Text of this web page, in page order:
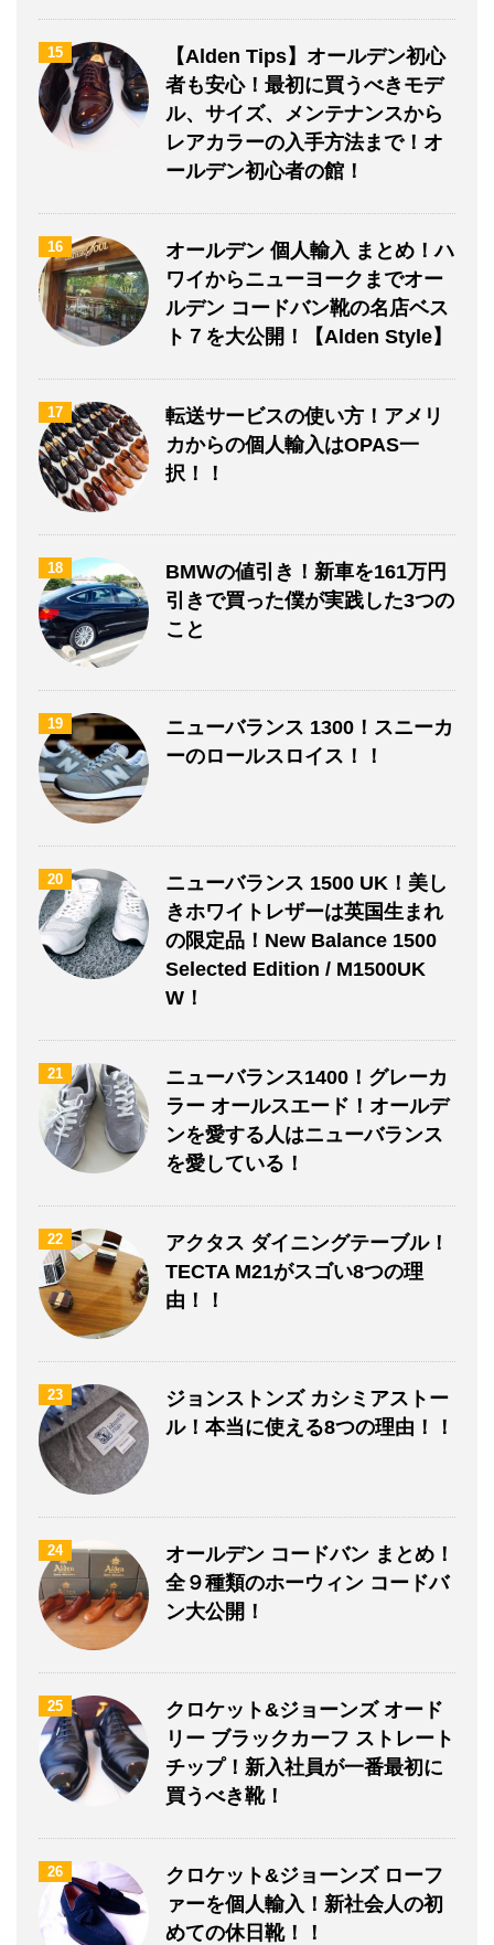
15
【Alden Tips】オールデン初心
者も安心！最初に買うべきモデ
ル、サイズ、メンテナンスから
レアカラーの入手方法まで！オ
ールデン初心者の館！
16
オールデン 個人輸入 まとめ！ハ
ワイからニューヨークまでオー
ルデン コードバン靴の名店ベス
ト７を大公開！【Alden Style】
17
転送サービスの使い方！アメリ
カからの個人輸入はOPAS一
択！！
18
BMWの値引き！新車を161万円
引きで買った僕が実践した3つの
こと
19
ニューバランス 1300！スニーカ
ーのロールスロイス！！
20
ニューバランス 1500 UK！美し
きホワイトレザーは英国生まれ
の限定品！New Balance 1500
Selected Edition / M1500UK
W！
21
ニューバランス1400！グレーカ
ラー オールスエード！オールデ
ンを愛する人はニューバランス
を愛している！
22
アクタス ダイニングテーブル！
TECTA M21がスゴい8つの理
由！！
23
ジョンストンズ カシミアストー
ル！本当に使える8つの理由！！
24
オールデン コードバン まとめ！
全９種類のホーウィン コードバ
ン大公開！
25
クロケット&ジョーンズ オード
リー ブラックカーフ ストレート
チップ！新入社員が一番最初に
買うべき靴！
26
クロケット&ジョーンズ ローフ
ァーを個人輸入！新社会人の初
めての休日靴！！